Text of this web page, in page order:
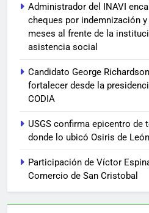
Administrador del INAVI
cheques por indemnización
meses al frente de la
asistencia social
Candidato George
fortalecer desde la
CODIA
USGS confirma epicentro de
donde lo ubicó Osiris de
Participación de Víctor
Comercio de San Cristobal